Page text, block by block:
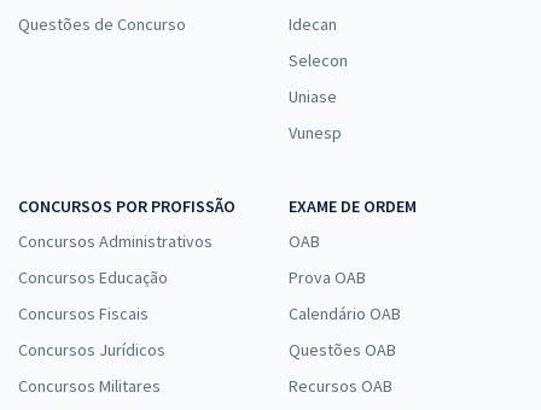
Questões de Concurso
Idecan
Selecon
Uniase
Vunesp
CONCURSOS POR PROFISSÃO
Concursos Administrativos
Concursos Educação
Concursos Fiscais
Concursos Jurídicos
Concursos Militares
EXAME DE ORDEM
OAB
Prova OAB
Calendário OAB
Questões OAB
Recursos OAB